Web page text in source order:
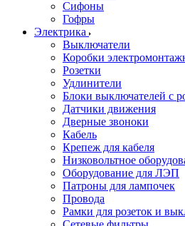
Сифоны
Гофры
Электрика
Выключатели
Коробки
Розетки
Удлинители
Блоки выключателей с
Датчики движения
Дверные звоноки
Кабель
Крепеж для кабеля
Низковольтное
Оборудование для ЛЭП
Патроны для лампочек
Провода
Рамки для розеток и